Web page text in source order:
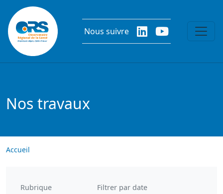
Aller au contenu principal
Nous suivre
Nos travaux
Accueil
Rubrique Filtrer par date